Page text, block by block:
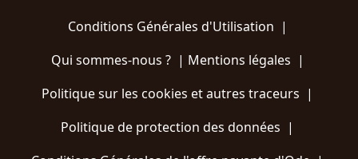
Conditions Générales d'Utilisation |
Qui sommes-nous ?| Mentions légales |
Politique sur les cookies et autres traceurs |
Politique de protection des données |